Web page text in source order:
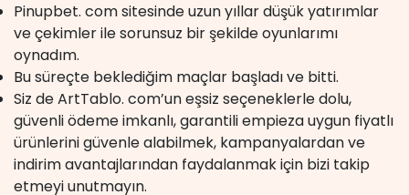
Pinupbet. com sitesinde uzun yıllar düşük yatırımlar
ve çekimler ile sorunsuz bir şekilde oyunlarımı
oynadım.
Bu süreçte beklediğim maçlar başladı ve bitti.
Siz de ArtTablo. com’un eşsiz seçeneklerle dolu,
güvenli ödeme imkanlı, garantili empieza uygun fiyatlı
ürünlerini güvenle alabilmek, kampanyalardan ve
indirim avantajlarından faydalanmak için bizi takip
etmeyi unutmayın.